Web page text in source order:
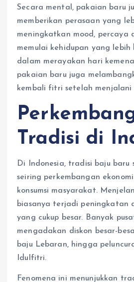
Secara mental, pakaian baru
memberikan perasaan yang
meningkatkan mood, percaya
memulai kehidupan yang lebih
dalam merayakan hari
pakaian baru juga
kembali fitri setelah menjalani
Tradisi di
Di Indonesia, tradisi baju baru
seiring perkembangan
konsumsi masyarakat.
biasanya terjadi peningkatan
yang cukup besar. Banyak
mengadakan diskon besar-
baju Lebaran, hingga
Idulfitri.
Fenomena ini menunjukkan